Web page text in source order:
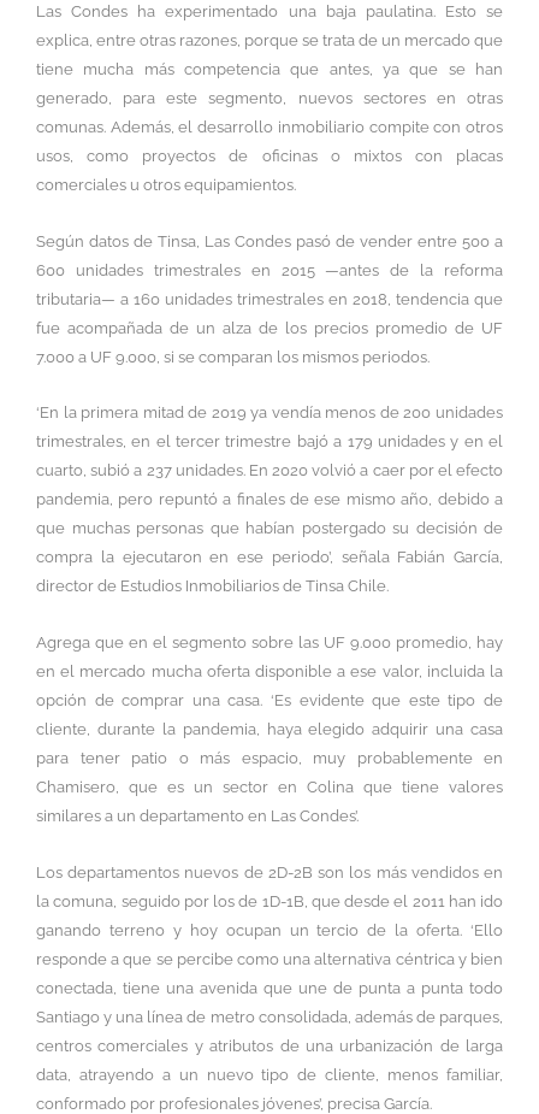
Las Condes ha experimentado una baja paulatina. Esto se
explica, entre otras razones, porque se trata de un mercado que
tiene mucha más competencia que antes, ya que se han
generado, para este segmento, nuevos sectores en otras
comunas. Además, el desarrollo inmobiliario compite con otros
usos, como proyectos de oficinas o mixtos con placas
comerciales u otros equipamientos.
Según datos de Tinsa, Las Condes pasó de vender entre 500 a
600 unidades trimestrales en 2015 —antes de la reforma
tributaria— a 160 unidades trimestrales en 2018, tendencia que
fue acompañada de un alza de los precios promedio de UF
7.000 a UF 9.000, si se comparan los mismos periodos.
‘En la primera mitad de 2019 ya vendía menos de 200 unidades
trimestrales, en el tercer trimestre bajó a 179 unidades y en el
cuarto, subió a 237 unidades. En 2020 volvió a caer por el efecto
pandemia, pero repuntó a finales de ese mismo año, debido a
que muchas personas que habían postergado su decisión de
compra la ejecutaron en ese periodo’, señala Fabián García,
director de Estudios Inmobiliarios de Tinsa Chile.
Agrega que en el segmento sobre las UF 9.000 promedio, hay
en el mercado mucha oferta disponible a ese valor, incluida la
opción de comprar una casa. ‘Es evidente que este tipo de
cliente, durante la pandemia, haya elegido adquirir una casa
para tener patio o más espacio, muy probablemente en
Chamisero, que es un sector en Colina que tiene valores
similares a un departamento en Las Condes’.
Los departamentos nuevos de 2D-2B son los más vendidos en
la comuna, seguido por los de 1D-1B, que desde el 2011 han ido
ganando terreno y hoy ocupan un tercio de la oferta. ‘Ello
responde a que se percibe como una alternativa céntrica y bien
conectada, tiene una avenida que une de punta a punta todo
Santiago y una línea de metro consolidada, además de parques,
centros comerciales y atributos de una urbanización de larga
data, atrayendo a un nuevo tipo de cliente, menos familiar,
conformado por profesionales jóvenes’, precisa García.